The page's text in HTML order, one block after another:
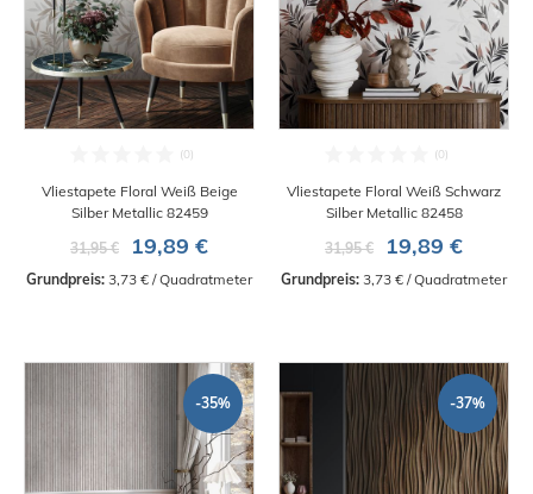
Vliestapete Floral Weiß Beige
Silber Metallic 82459
31,95 €
19,89 €
Grundpreis: 3,73 € / Quadratmeter
Vliestapete Floral Weiß Schwarz
Silber Metallic 82458
31,95 €
19,89 €
Grundpreis: 3,73 € / Quadratmeter
-35% -37%